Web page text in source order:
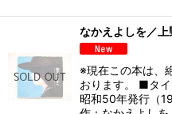
なかえよしを／
※現在この本は、
おります。 ■タ
昭和50年発行（